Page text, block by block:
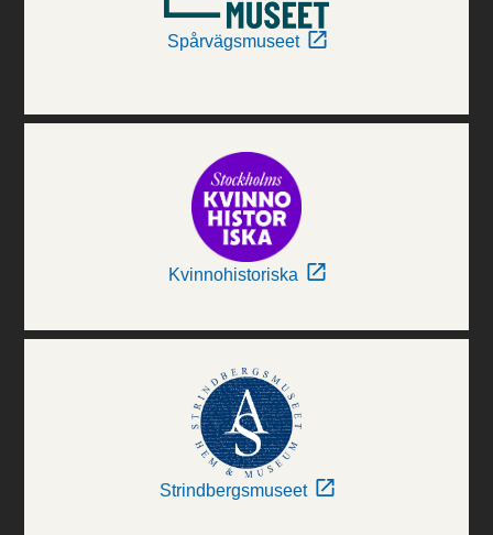
Spårvägsmuseet
Kvinnohistoriska
Strindbergsmuseet